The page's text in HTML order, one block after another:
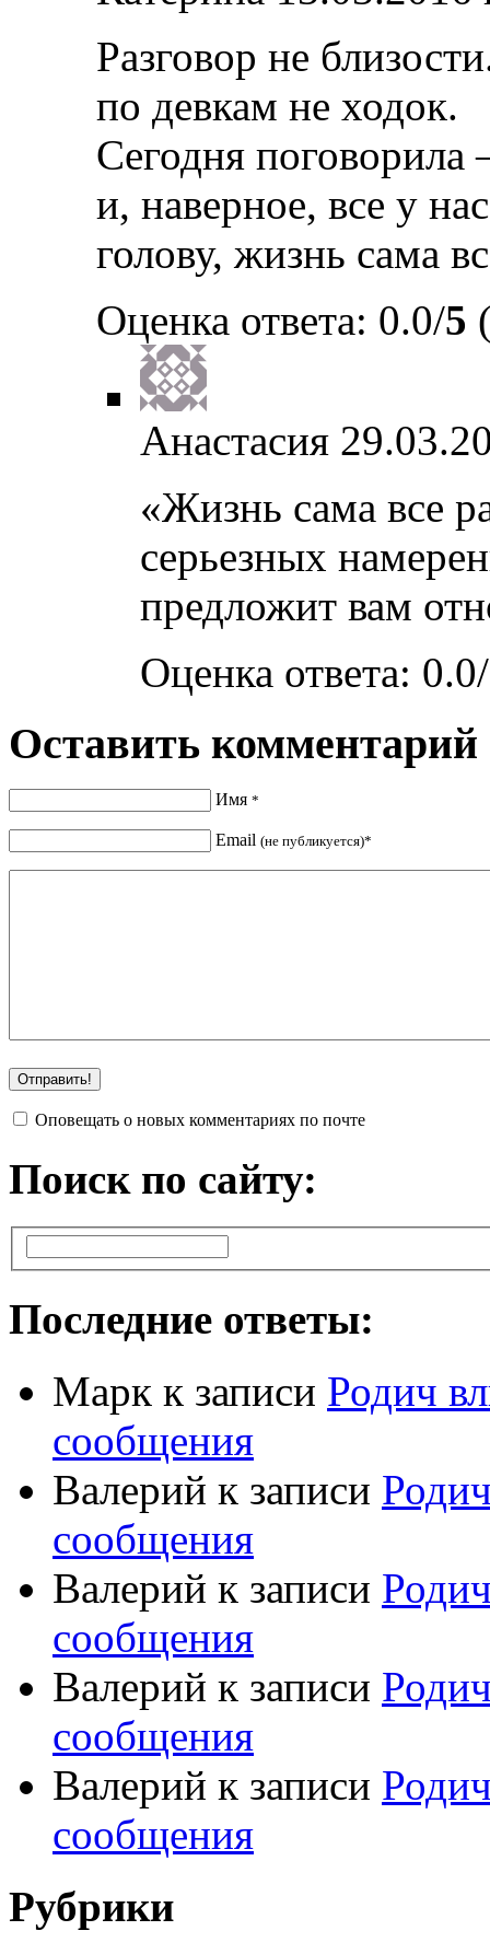
Разговор не
по девкам не ходок.
Сегодня
и, наверное, все у
голову, жизнь сама
Оценка ответа: 0.0/5
Анастасия
«Жизнь сама все
серьезных
предложит вам
Оценка ответа: 0.0/
Оставить комментарий
Имя *
Email (не публикуется)*
Оповещать о новых комментариях по почте
Поиск по сайту:
Последние ответы:
Марк к записи Родич
сообщения
Валерий к записи
сообщения
Валерий к записи
сообщения
Валерий к записи
сообщения
Валерий к записи
сообщения
Рубрики